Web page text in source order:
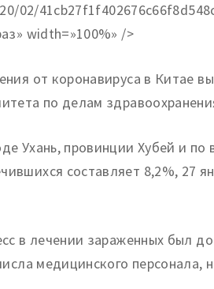
02/
width=»100%» />
от коронавируса в Китае
по делам
Ухань, провинции Хубей и по
составляет 8,2%, 27
в лечении зараженных был
медицинского персонала,